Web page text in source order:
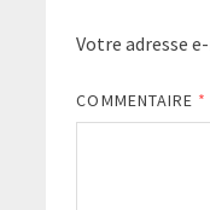
Votre adresse
COMMENTAIRE *